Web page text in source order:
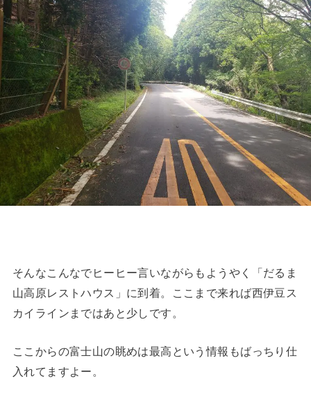
そんなこんなでヒーヒー言いながらもようやく「だるま
山高原レストハウス」に到着。ここまで来れば西伊豆ス
カイラインまではあと少しです。
ここからの富士山の眺めは最高という情報もばっちり仕
入れてますよー。